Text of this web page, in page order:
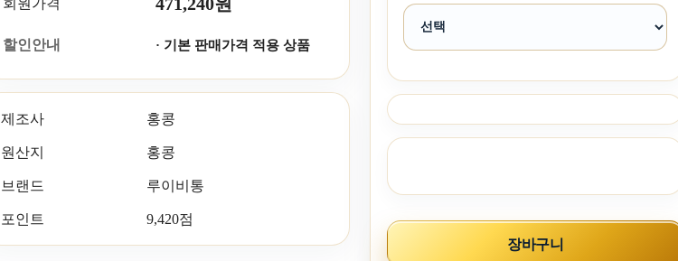
회원가격
할인안내 · 기본 판매가격 적용 상품
제조사 홍콩
원산지 홍콩
브랜드 루이비통
포인트 9,420점
장바구니